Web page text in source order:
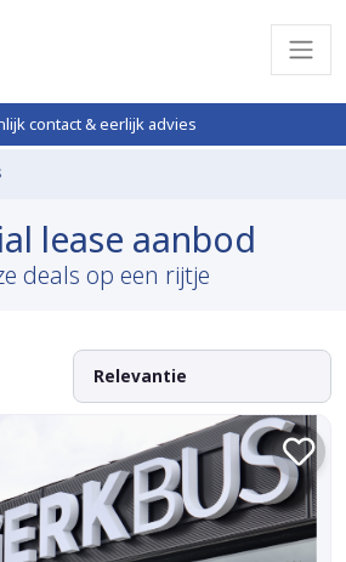
contact & eerlijk advies
lease aanbod
deals op een rijtje